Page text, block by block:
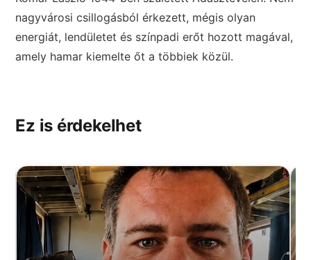
nagyvárosi csillogásból érkezett, mégis olyan
energiát, lendületet és színpadi erőt hozott magával,
amely hamar kiemelte őt a többiek közül.
Ez is érdekelhet